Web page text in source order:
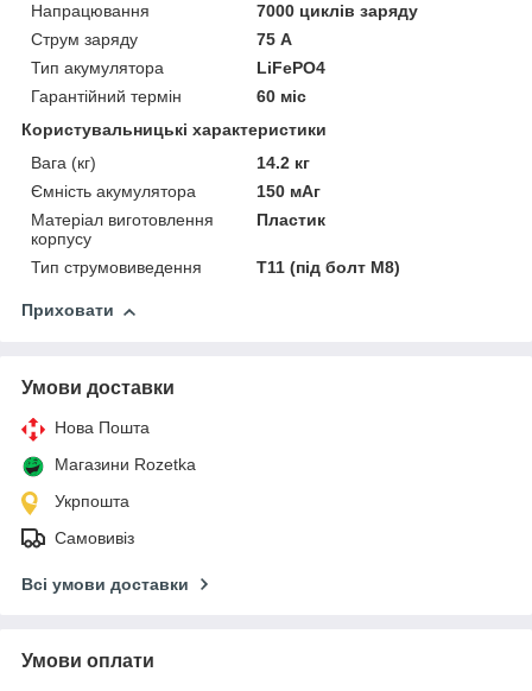
Напрацювання
7000 циклів заряду
Струм заряду
75 А
Тип акумулятора
LiFePO4
Гарантійний термін
60 міс
Користувальницькі характеристики
Вага (кг)
14.2 кг
Ємність акумулятора
150 мАг
Матеріал виготовлення
корпусу
Пластик
Тип струмовиведення Т11 (під болт М8)
Приховати
Умови доставки
Нова Пошта
Магазини Rozetka
Укрпошта
Самовивіз
Всі умови доставки
Умови оплати